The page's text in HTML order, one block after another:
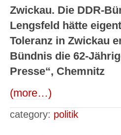
Zwickau. Die DDR-
Lengsfeld hätte
Toleranz in Zwickau
Bündnis die 62-
Presse“, Chemnitz
(more…)
category: politik